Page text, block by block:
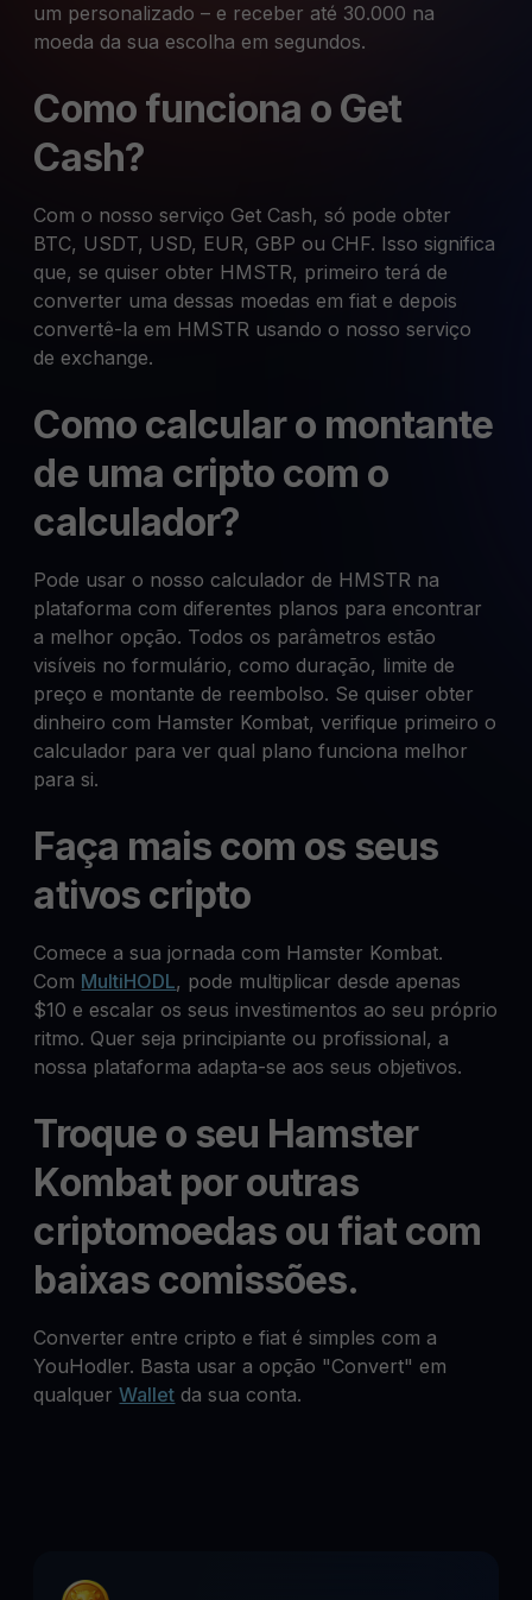
um personalizado – e receber até 30.000 na
moeda da sua escolha em segundos.
Como funciona o Get
Cash?
Com o nosso serviço Get Cash, só pode obter
BTC, USDT, USD, EUR, GBP ou CHF. Isso significa
que, se quiser obter HMSTR, primeiro terá de
converter uma dessas moedas em fiat e depois
convertê-la em HMSTR usando o nosso serviço
de exchange.
Como calcular o montante
de uma cripto com o
calculador?
Pode usar o nosso calculador de HMSTR na
plataforma com diferentes planos para encontrar
a melhor opção. Todos os parâmetros estão
visíveis no formulário, como duração, limite de
preço e montante de reembolso. Se quiser obter
dinheiro com Hamster Kombat, verifique primeiro o
calculador para ver qual plano funciona melhor
para si.
Faça mais com os seus
ativos cripto
Comece a sua jornada com Hamster Kombat.
Com MultiHODL, pode multiplicar desde apenas
$10 e escalar os seus investimentos ao seu próprio
ritmo. Quer seja principiante ou profissional, a
nossa plataforma adapta-se aos seus objetivos.
Troque o seu Hamster
Kombat por outras
criptomoedas ou fiat com
baixas comissões.
Converter entre cripto e fiat é simples com a
YouHodler. Basta usar a opção "Convert" em
qualquerWallet da sua conta.